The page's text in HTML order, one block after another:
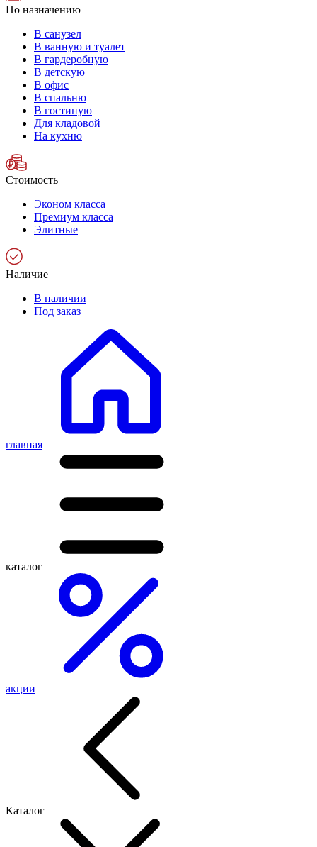
По назначению
В санузел
В ванную и туалет
В гардеробную
В детскую
В офис
В спальню
В гостиную
Для кладовой
На кухню
Стоимость
Эконом класса
Премиум класса
Элитные
Наличие
В наличии
Под заказ
главная
каталог
акции
Каталог